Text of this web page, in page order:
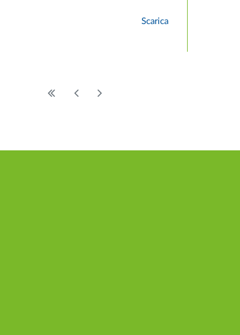
Scarica